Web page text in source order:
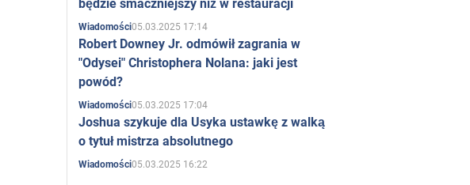
będzie smaczniejszy niż w restauracji
Wiadomości05.03.2025 17:14
Robert Downey Jr. odmówił zagrania w
"Odysei" Christophera Nolana: jaki jest
powód?
Wiadomości05.03.2025 17:04
Joshua szykuje dla Usyka ustawkę z walką
o tytuł mistrza absolutnego
Wiadomości05.03.2025 16:22